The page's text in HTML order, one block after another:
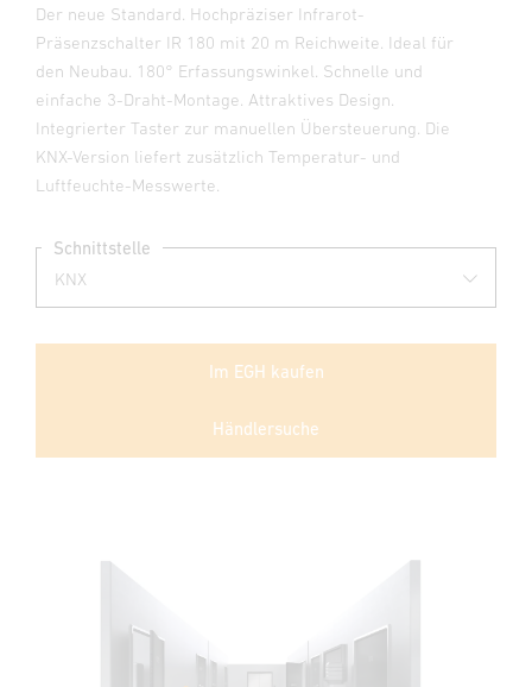
Der neue Standard. Hochpräziser Infrarot-
Präsenzschalter IR 180 mit 20 m Reichweite. Ideal für
den Neubau. 180° Erfassungswinkel. Schnelle und
einfache 3-Draht-Montage. Attraktives Design.
Integrierter Taster zur manuellen Übersteuerung. Die
KNX-Version liefert zusätzlich Temperatur- und
Luftfeuchte-Messwerte.
Schnittstelle
Im EGH kaufen
Händlersuche